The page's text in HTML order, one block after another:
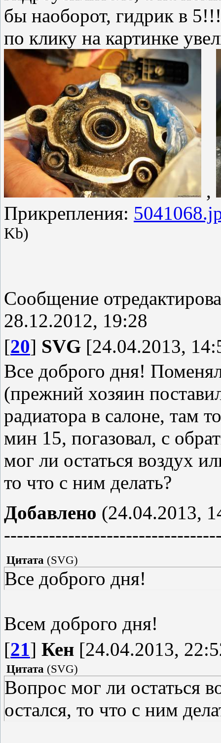
бы наоборот, гидрик в
по клику на картинке
,
Прикрепления:
Kb)
Сообщение
28.12.2012, 19:28
[20] SVG [24.04.2013,
Все доброго дня!
(прежний хозяин
радиатора в салоне, там
мин 15, погазовал, с
мог ли остаться воздух
то что с ним делать?
Добавлено (24.04.2013,
Цитата (SVG)
Все доброго дня!
Всем доброго дня!
[21] Кен [24.04.2013,
Цитата (SVG)
Вопрос мог ли остаться
остался, то что с ним